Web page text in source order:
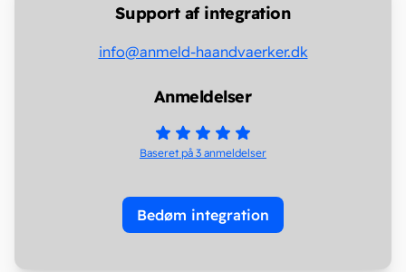
Support af integration
info@anmeld-haandvaerker.dk
Anmeldelser
Baseret på 3 anmeldelser
Bedøm integration